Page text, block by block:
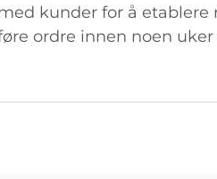
kunder for å
ordre innen noen